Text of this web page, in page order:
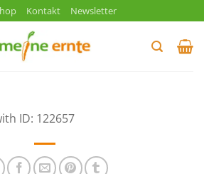
Kontakt Newsletter
ID: 122657